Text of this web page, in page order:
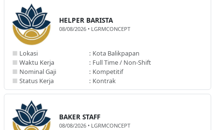
HELPER BARISTA
08/08/2026 • LGRMCONCEPT
■ Lokasi : Kota Balikpapan
■ Waktu Kerja : Full Time / Non-Shift
■ Nominal Gaji : Kompetitif
■ Status Kerja : Kontrak
BAKER STAFF
08/08/2026 • LGRMCONCEPT